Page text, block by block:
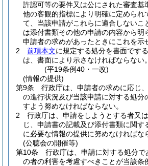
許認可等の要件又は公にされた審査基
他の客観的指標により明確に定められ
て、当該申請がこれらに適合しないこ
は添付書類その他の申請の内容から明
申請者の求めがあったときにこれを示
2
前項本文に規定する処分を書面でする
は、書面により示さなければならない。
(平19条例40・一改)
(情報の提供)
第9条
行政庁は、申請者の求めに応じ
の進行状況及び当該申請に対する処分
すよう努めなければならない。
2
行政庁は、申請をしようとする者又
じ、申請書の記載及び添付書類に関す
に必要な情報の提供に努めなければな
(公聴会の開催等)
第10条
行政庁は、申請に対する処分
の者の利害を考慮すべきことが当該条